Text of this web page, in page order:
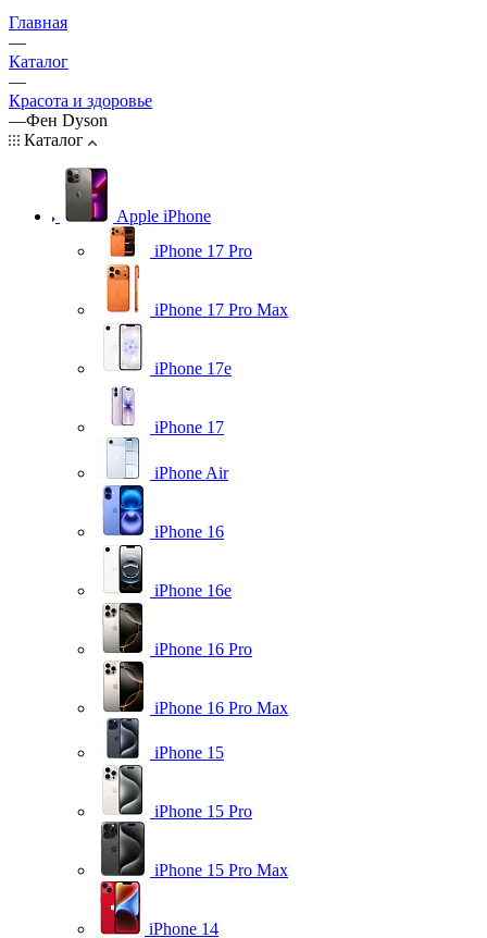
Главная
—
Каталог
—
Красота и здоровье
—Фен Dyson
Каталог
Apple iPhone
iPhone 17 Pro
iPhone 17 Pro Max
iPhone 17e
iPhone 17
iPhone Air
iPhone 16
iPhone 16e
iPhone 16 Pro
iPhone 16 Pro Max
iPhone 15
iPhone 15 Pro
iPhone 15 Pro Max
iPhone 14